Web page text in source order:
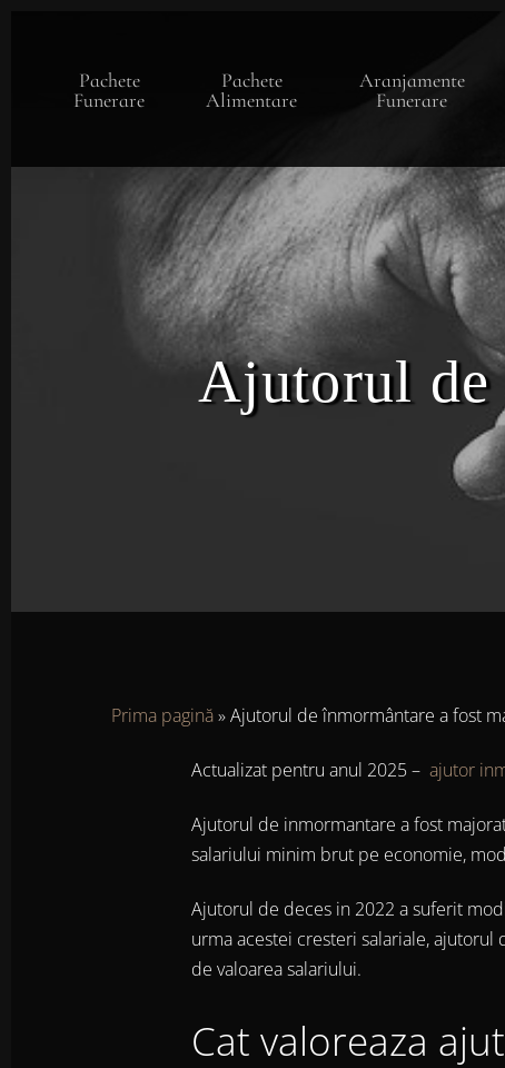
Pachete
Funerare
Pachete
Alimentare
Aranjamente
Funerare
Ajutorul de
Prima pagină»Ajutorul de înmormântare a fost
Actualizat pentru anul 2025 – ajutor
Ajutorul de inmormantare a fost
salariului minim brut pe economie,
Ajutorul de deces in 2022 a suferit
urma acestei cresteri salariale,
de valoarea salariului.
Cat valoreaza